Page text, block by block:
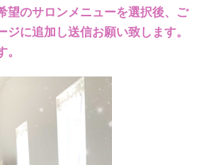
望のサロンメニューを選択後、ご
ジに追加し送信お願い致します。